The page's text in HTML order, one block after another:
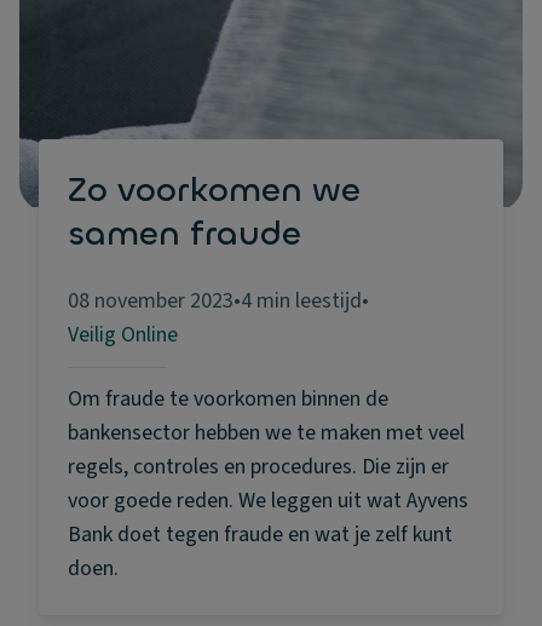
Zo voorkomen we
samen fraude
08 november 2023•4 min leestijd•
Veilig Online
Om fraude te voorkomen binnen de
bankensector hebben we te maken met veel
regels, controles en procedures. Die zijn er
voor goede reden. We leggen uit wat Ayvens
Bank doet tegen fraude en wat je zelf kunt
doen.